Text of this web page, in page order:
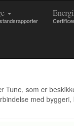
Tune, som er
med